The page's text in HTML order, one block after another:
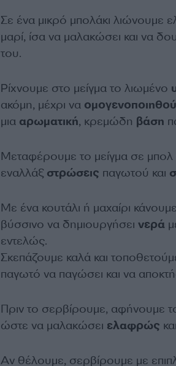
Σε ένα μικρό μπολάκι λιώνουμε
μαρί, ίσα να μαλακώσει και να
του.
Ρίχνουμε στο μείγμα το λιωμένο
ακόμη, μέχρι να
μια αρωματική, κρεμώδη βάση
Μεταφέρουμε το μείγμα σε μπολ
εναλλάξ στρώσεις παγωτού και
Με ένα κουτάλι ή μαχαίρι
βύσσινο να δημιουργήσει νερά
εντελώς.
Σκεπάζουμε καλά και
παγωτό να παγώσει και να
Πριν το σερβίρουμε, αφήνουμε
ώστε να μαλακώσει ελαφρώς
Αν θέλουμε, σερβίρουμε με